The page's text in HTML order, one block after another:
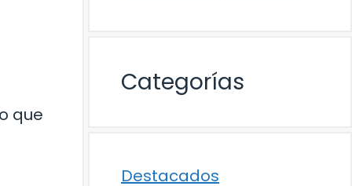
que
Categorías
Destacados